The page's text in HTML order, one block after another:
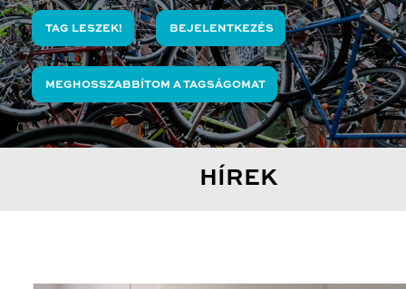
TAG LESZEK! BEJELENTKEZÉS
MEGHOSSZABBÍTOM A TAGSÁGOMAT
HÍREK